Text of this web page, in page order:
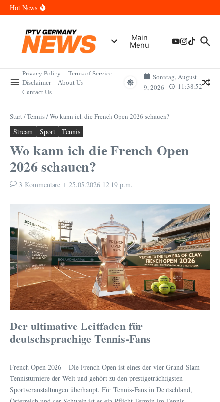
Zum Inhalt springen
Hot News
Sportereignisse und Termine
Wann kommt die Samsung Galaxy Watch 9 heraus? Der
Vollständige Leitfaden für Smartwatch-Fans
Welche Mini LED Fernseher sind die Besten? Der Vollständige
Leitfaden für Premium-Bildqualität
Leitfaden zum Vermögen und der Karriere
Main
Menu
Privacy Policy
Terms of Service
Disclaimer
About Us
Contact Us
Sonntag, August
9, 2026
11:38:52
Start/Tennis/Wo kann ich die French Open 2026 schauen?
Stream Sport Tennis
Wo kann ich die French Open
2026 schauen?
3 Kommentare 25.05.2026 12:19 p.m.
Der ultimative Leitfaden für
deutschsprachige Tennis-Fans
French Open 2026 – Die French Open ist eines der vier Grand-Slam-
Tennisturniere der Welt und gehört zu den prestigeträchtigsten
Sportveranstaltungen überhaupt. Für Tennis-Fans in Deutschland,